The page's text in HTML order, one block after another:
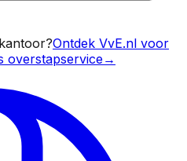
Ontdek VvE.nl voor
overstapservice→